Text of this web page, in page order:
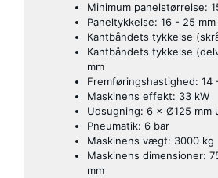
Minimum panelstørrelse:
Paneltykkelse: 16 - 25 mm
Kantbåndets tykkelse
Kantbåndets tykkelse
mm
Fremføringshastighed: 14
Maskinens effekt: 33 kW
Udsugning: 6 × Ø125 mm
Pneumatik: 6 bar
Maskinens vægt: 3000 kg
Maskinens dimensioner:
mm